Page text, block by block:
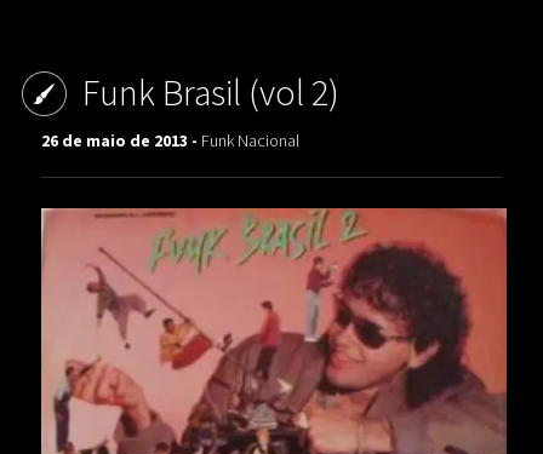
Funk Brasil (vol 2)
26 de maio de 2013 - Funk Nacional